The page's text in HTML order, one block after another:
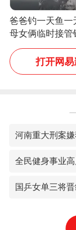
爸爸钓一天鱼一
母女俩临时接管
玩具鱼竿钓上大
打开网
国乒女单三将